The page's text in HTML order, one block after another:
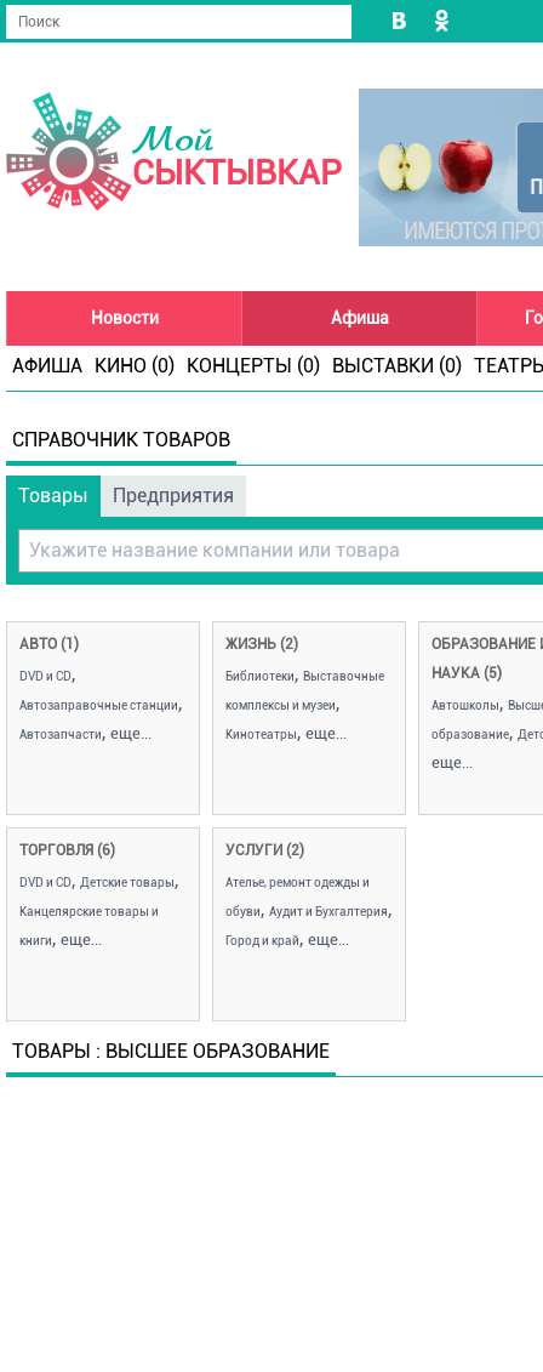
Мой
СЫКТЫВКАР
Новости Афиша
АФИША КИНО (0) КОНЦЕРТЫ (0) ВЫСТАВКИ (0)
СПРАВОЧНИК ТОВАРОВ
Товары Предприятия
АВТО (1)
DVD и CD,
Автозаправочные станции,
Автозапчасти, еще...
ЖИЗНЬ (2)
Библиотеки, Выставочные
комплексы и музеи,
Кинотеатры, еще...
ОБРАЗОВАНИЕ
НАУКА (5)
Автошколы,
образование,
еще...
ТОРГОВЛЯ (6)
DVD и CD, Детские товары,
Канцелярские товары и
книги, еще...
УСЛУГИ (2)
Ателье, ремонт одежды и
обуви, Аудит и Бухгалтерия,
Город и край, еще...
ТОВАРЫ : ВЫСШЕЕ ОБРАЗОВАНИЕ